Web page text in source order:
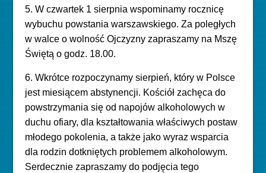
5. W czwartek 1 sierpnia wspominamy rocznicę
wybuchu powstania warszawskiego. Za poległych
w walce o wolność Ojczyzny zapraszamy na Mszę
Świętą o godz. 18.00.
6. Wkrótce rozpoczynamy sierpień, który w Polsce
jest miesiącem abstynencji. Kościół zachęca do
powstrzymania się od napojów alkoholowych w
duchu ofiary, dla kształtowania właściwych postaw
młodego pokolenia, a także jako wyraz wsparcia
dla rodzin dotkniętych problemem alkoholowym.
Serdecznie zapraszamy do podjęcia tego